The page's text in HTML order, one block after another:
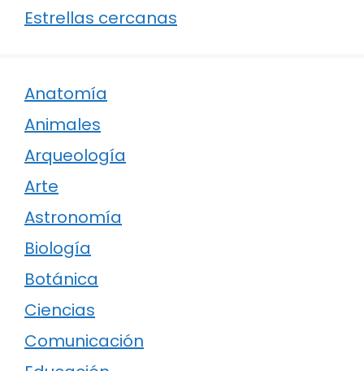
Estrellas cercanas
Anatomía
Animales
Arqueología
Arte
Astronomía
Biología
Botánica
Ciencias
Comunicación